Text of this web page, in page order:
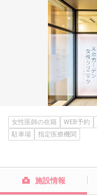
女性医師の在籍 WEB予約
駐車場
指定医療機関
施設情報